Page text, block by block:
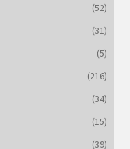
(52)
(31)
(5)
(216)
(34)
(15)
(39)